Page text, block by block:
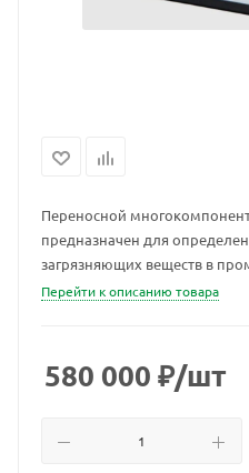
Переносной
предназначен для
загрязняющих веществ в
топливосжигающих
установок с целью
на предприятиях
нефтехимической,
Перейти к описанию товара
580 000 ₽/шт